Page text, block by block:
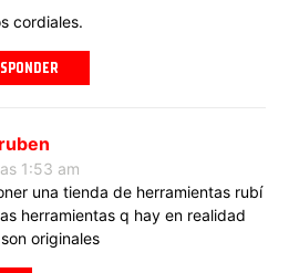
cordiales.
1:53 am
una tienda de herramientas rubí
herramientas q hay en realidad
originales